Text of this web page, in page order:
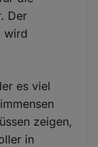
Der
wird
es viel
zeigen,
in